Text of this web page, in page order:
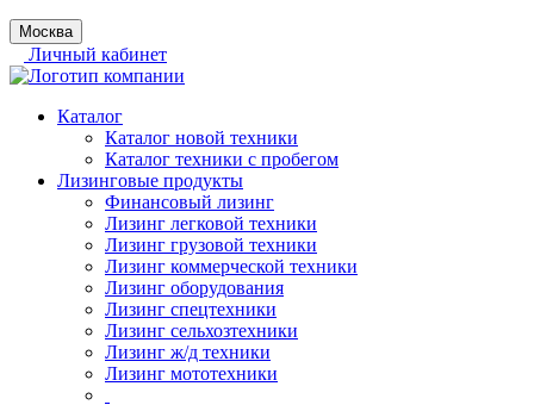
Москва
Личный кабинет
Каталог
Каталог новой техники
Каталог техники с пробегом
Лизинговые продукты
Финансовый лизинг
Лизинг легковой техники
Лизинг грузовой техники
Лизинг коммерческой техники
Лизинг оборудования
Лизинг спецтехники
Лизинг сельхозтехники
Лизинг ж/д техники
Лизинг мототехники